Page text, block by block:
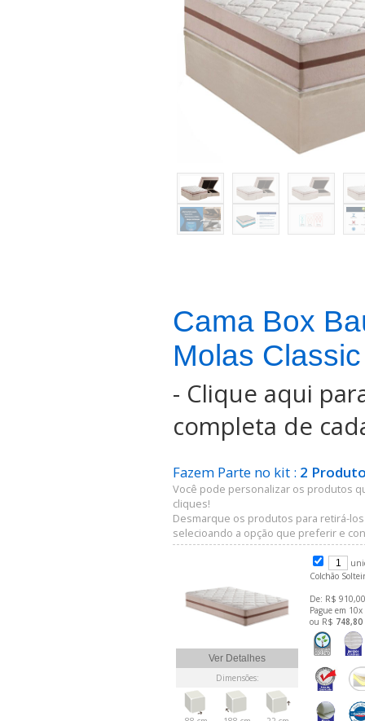
Cama Box
Molas
- Clique aqui
completa de
Fazem Parte no kit : 2
Você pode personalizar os produtos
cliques!
Desmarque os produtos para retirá-
selecioando a opção que preferir e
Ver Detalhes
Dimensões:
Colchão
De: R$
Pague em
ou R$ 748,80